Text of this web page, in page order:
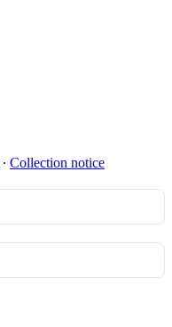
∙ Collection notice